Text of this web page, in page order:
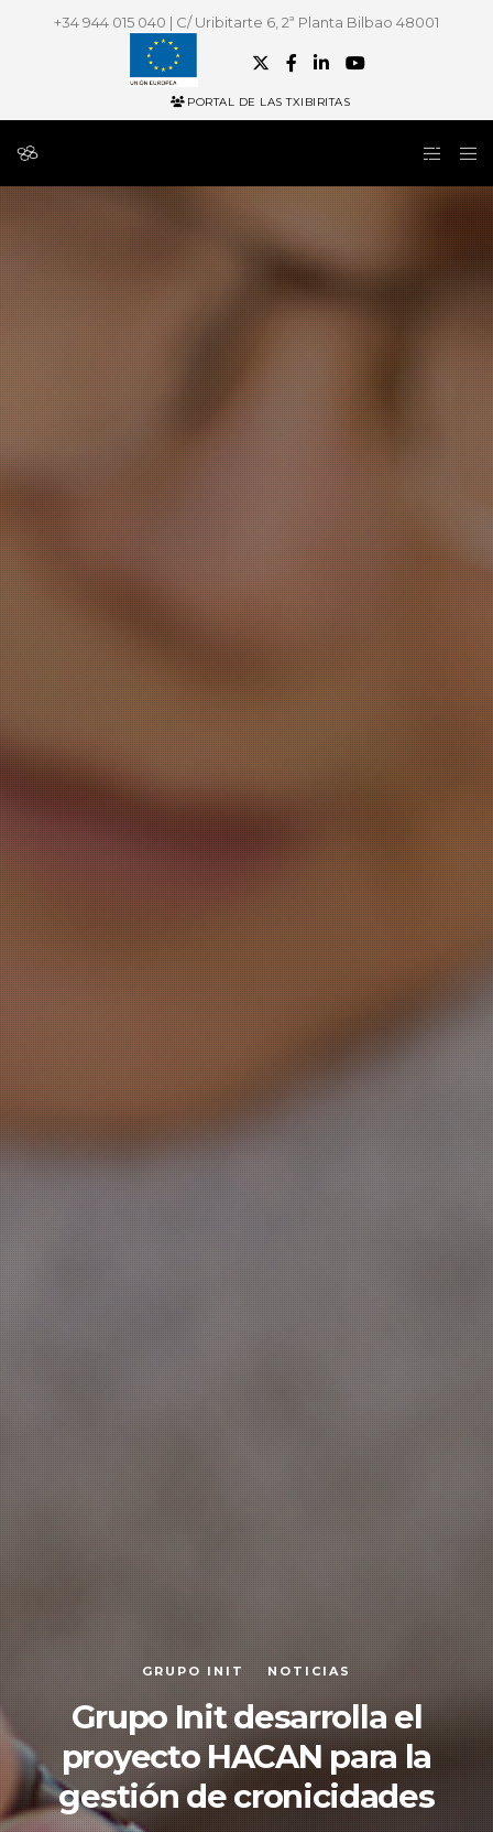
+34 944 015 040 | C/ Uribitarte 6, 2ª Planta Bilbao 48001
PORTAL DE LAS TXIBIRITAS
GRUPO INIT NOTICIAS
Grupo Init desarrolla el
proyecto HACAN para la
gestión de cronicidades